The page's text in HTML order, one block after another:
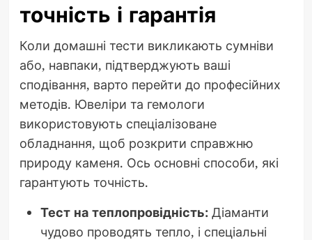
точність і гарантія
Коли домашні тести викликають сумніви
або, навпаки, підтверджують ваші
сподівання, варто перейти до професійних
методів. Ювеліри та гемологи
використовують спеціалізоване
обладнання, щоб розкрити справжню
природу каменя. Ось основні способи, які
гарантують точність.
Тест на теплопровідність:Діаманти
чудово проводять тепло, і спеціальні